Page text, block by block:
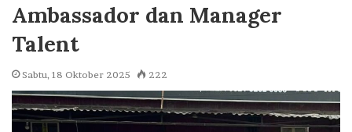
Ambassador dan Manager
Talent
Sabtu, 18 Oktober 2025 222